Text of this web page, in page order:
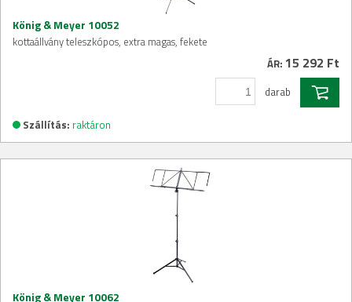
König & Meyer 10052
kottaállvány teleszkópos, extra magas, fekete
ÁR: 15 292 Ft
darab
Szállítás: raktáron
König & Meyer 10062